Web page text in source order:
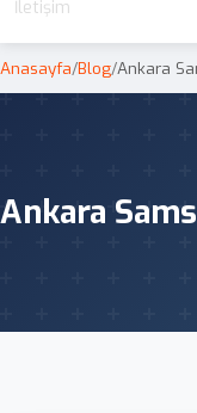
İletişim
Anasayfa/Blog/Ankara
Ankara